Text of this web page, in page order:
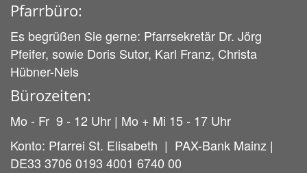
Pfarrbüro:
Es begrüßen Sie gerne: Pfarrsekretär Dr. Jörg
Pfeifer, sowie Doris Sutor, Karl Franz, Christa
Hübner-Nels
Bürozeiten:
Mo - Fr 9 - 12 Uhr | Mo + Mi 15 - 17 Uhr
Konto: Pfarrei St. Elisabeth | PAX-Bank Mainz |
DE33 3706 0193 4001 6740 00